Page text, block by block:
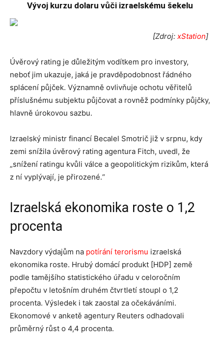
Vývoj kurzu dolaru vůči izraelskému šekelu
[Zdroj: xStation]
Úvěrový rating je důležitým vodítkem pro investory,
neboť jim ukazuje, jaká je pravděpodobnost řádného
splácení půjček. Významně ovlivňuje ochotu věřitelů
příslušnému subjektu půjčovat a rovněž podmínky půjčky,
hlavně úrokovou sazbu.
Izraelský ministr financí Becalel Smotrič již v srpnu, kdy
zemi snížila úvěrový rating agentura Fitch, uvedl, že
„snížení ratingu kvůli válce a geopolitickým rizikům, která
z ní vyplývají, je přirozené.“
Izraelská ekonomika roste o 1,2
procenta
Navzdory výdajům na potírání terorismu izraelská
ekonomika roste. Hrubý domácí produkt [HDP] země
podle tamějšího statistického úřadu v celoročním
přepočtu v letošním druhém čtvrtletí stoupl o 1,2
procenta. Výsledek i tak zaostal za očekáváními.
Ekonomové v anketě agentury Reuters odhadovali
průměrný růst o 4,4 procenta.